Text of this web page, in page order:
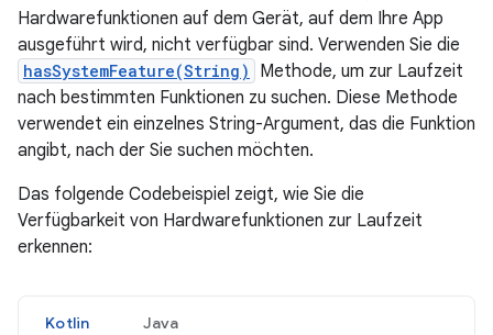
Hardwarefunktionen auf dem Gerät, auf dem Ihre App
ausgeführt wird, nicht verfügbar sind. Verwenden Sie die
hasSystemFeature(String)
Methode, um zur Laufzeit
nach bestimmten Funktionen zu suchen. Diese Methode
verwendet ein einzelnes String-Argument, das die Funktion
angibt, nach der Sie suchen möchten.
Das folgende Codebeispiel zeigt, wie Sie die
Verfügbarkeit von Hardwarefunktionen zur Laufzeit
erkennen:
Kotlin Java